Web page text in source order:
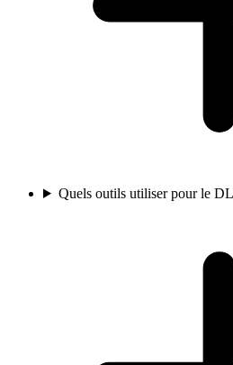
Quels outils utiliser pour le